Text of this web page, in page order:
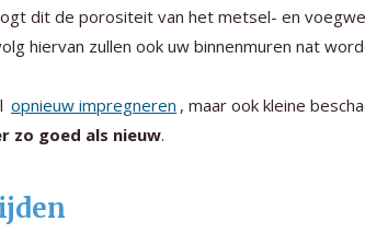
dit de porositeit van het metsel- en
hiervan zullen ook uw binnenmuren nat
opnieuw impregneren , maar ook kleine
zo goed als nieuw.